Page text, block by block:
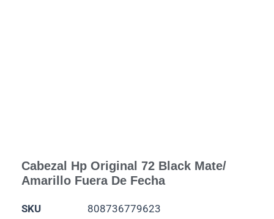
Cabezal Hp Original 72 Black Mate/
Amarillo Fuera De Fecha
SKU
808736779623